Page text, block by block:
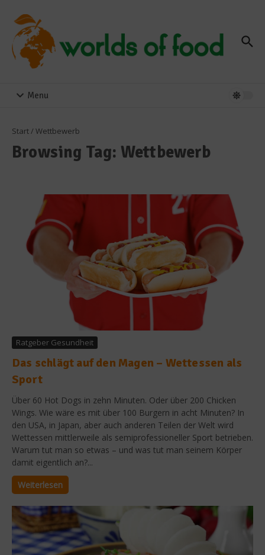
Menu
Start/ Wettbewerb
Browsing Tag: Wettbewerb
Ratgeber Gesundheit
Das schlägt auf den Magen – Wettessen als
Sport
Über 60 Hot Dogs in zehn Minuten. Oder über 200 Chicken
Wings. Wie wäre es mit über 100 Burgern in acht Minuten? In
den USA, in Japan, aber auch anderen Teilen der Welt wird
Wettessen mittlerweile als semiprofessioneller Sport betrieben.
Warum tut man so etwas – und was tut man seinem Körper
damit eigentlich an?...
Weiterlesen